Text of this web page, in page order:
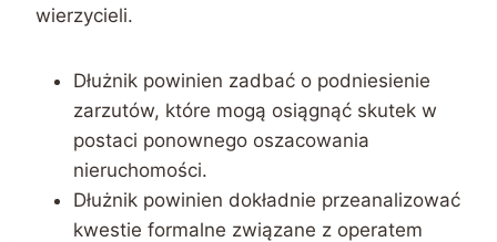
wierzycieli.
Dłużnik powinien zadbać o podniesienie
zarzutów, które mogą osiągnąć skutek w
postaci ponownego oszacowania
nieruchomości.
Dłużnik powinien dokładnie przeanalizować
kwestie formalne związane z operatem